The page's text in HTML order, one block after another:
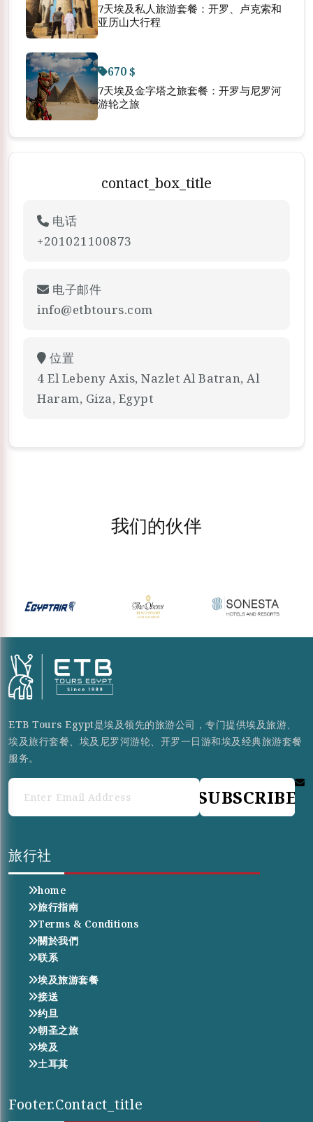
7天埃及私人旅游套餐：开罗、卢克索和
亚历山大行程
670 $
7天埃及金字塔之旅套餐：开罗与尼罗河
游轮之旅
contact_box_title
电话
+201021100873
电子邮件
info@etbtours.com
位置
4 El Lebeny Axis, Nazlet Al Batran, Al
Haram, Giza, Egypt
我们的伙伴
ETB Tours Egypt是埃及领先的旅游公司，专门提供埃及旅游、
埃及旅行套餐、埃及尼罗河游轮、开罗一日游和埃及经典旅游套餐
服务。
SUBSCRIBE
旅行社
home
旅行指南
Terms & Conditions
關於我們
联系
埃及旅游套餐
接送
约旦
朝圣之旅
埃及
土耳其
Footer.contact_title